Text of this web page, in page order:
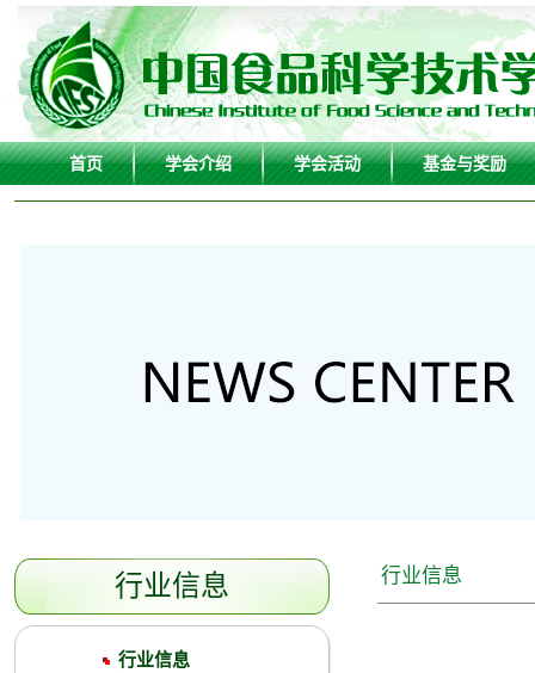
首页 学会介绍 学会活动 基金与奖励
行业信息
行业信息
行业信息